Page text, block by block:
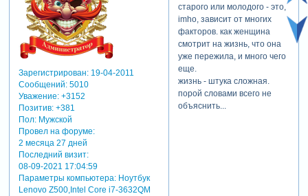
Зарегистрирован: 19-04-2011
Сообщений:5010
Уважение: +3152
Позитив: +381
Пол:Мужской
Провел на форуме:
2 месяца 27 дней
Последний визит:
08-09-2021 17:04:59
Параметры компьютера:Ноутбук
Lenovo Z500,Intel Core i7-3632QM
старого или молодого - это,
imho, зависит от многих
факторов. как женщина
смотрит на жизнь, что она
уже пережила, и много чего
еще.
жизнь - штука сложная.
порой словами всего не
объяснить...